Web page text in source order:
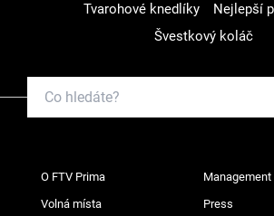
Tvarohové knedlíky
Nejlepší
Švestkový koláč
O FTV Prima Management
Volná místa Press